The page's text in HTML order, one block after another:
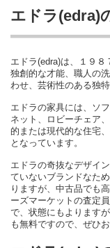
エドラ(edra)
エドラ(edra)は、１９８
独創的な才能、職人の
わせ、芸術性のある独
エドラの家具には、ソ
ネット、ロビーチェア
的または現代的な住宅
となっています。
エドラの奇抜なデザイ
ていないブランドなた
りますが、中古品でも
ーズマーケットの査定
で、状態にもよります
も無料ですので、ぜひ